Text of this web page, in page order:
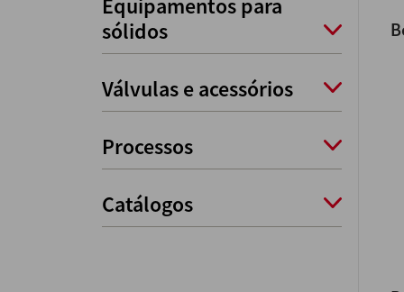
Equipamentos para
sólidos
Válvulas e acessórios
Processos
Catálogos